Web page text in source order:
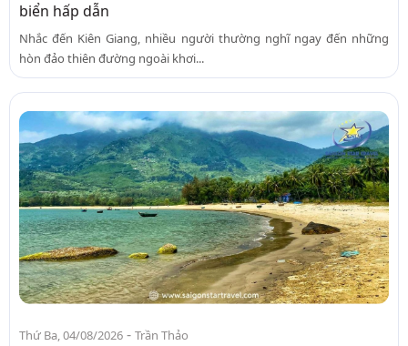
biển hấp dẫn
Nhắc đến Kiên Giang, nhiều người thường nghĩ ngay đến những
hòn đảo thiên đường ngoài khơi...
Thứ Ba, 04/08/2026 - Trần Thảo